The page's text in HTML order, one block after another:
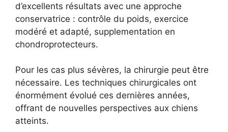
d’excellents résultats avec une approche
conservatrice : contrôle du poids, exercice
modéré et adapté, supplementation en
chondroprotecteurs.
Pour les cas plus sévères, la chirurgie peut être
nécessaire. Les techniques chirurgicales ont
énormément évolué ces dernières années,
offrant de nouvelles perspectives aux chiens
atteints.